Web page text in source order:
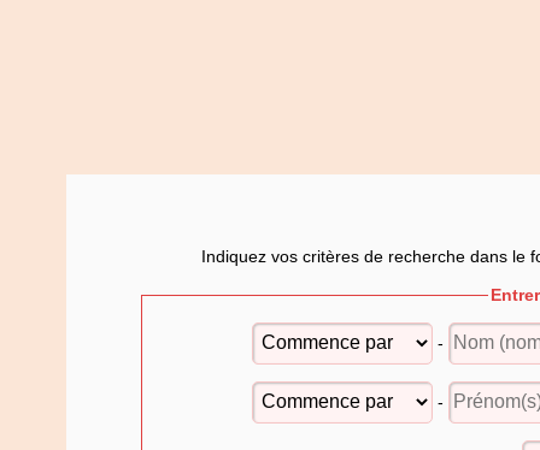
Indiquez vos critères de recherche dans le
-
-